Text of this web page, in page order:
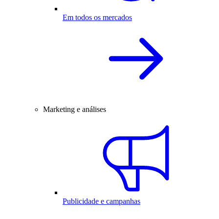
Em todos os mercados
Marketing e análises
Publicidade e campanhas